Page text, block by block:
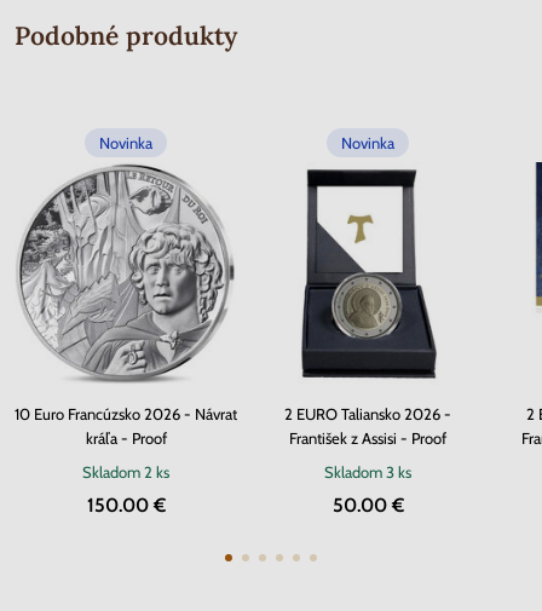
Podobné produkty
Novinka
10 Euro Francúzsko 2026 - Návrat
kráľa - Proof
Skladom2 ks
150.00 €
Novinka
2 EURO Taliansko 2026 -
František z Assisi - Proof
Skladom3 ks
50.00 €
2